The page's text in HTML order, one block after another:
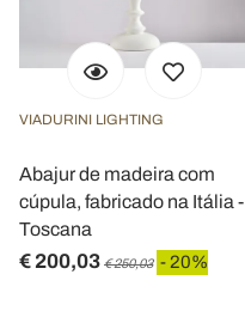
VIADURINI LIGHTING
Abajur de madeira com
cúpula, fabricado na Itália -
Toscana
€ 200,03 € 250,03 - 20%